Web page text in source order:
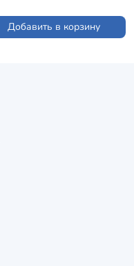
Добавить в корзину